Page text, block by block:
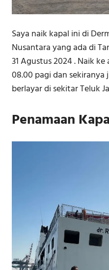
Saya naik kapal ini di
Nusantara yang ada di
31 Agustus 2024 . Naik
08.00 pagi dan sekiranya
berlayar di sekitar Teluk
Penamaan